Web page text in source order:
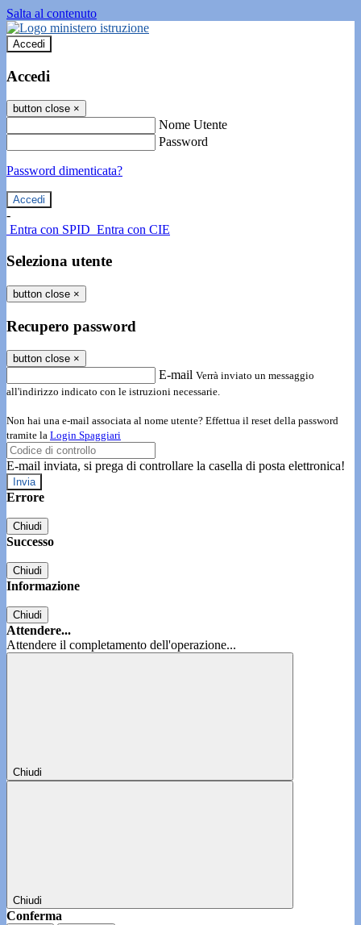
Salta al contenuto
Accedi
Accedi
button close ×
Nome Utente
Password
Password dimenticata?
-
Entra con SPID Entra con CIE
Seleziona utente
button close ×
Recupero password
button close ×
E-mail Verrà inviato un messaggio
all'indirizzo indicato con le istruzioni necessarie.
Non hai una e-mail associata al nome utente? Effettua il reset della password
tramite la Login Spaggiari
E-mail inviata, si prega di controllare la casella di posta elettronica!
Errore
Chiudi
Successo
Chiudi
Informazione
Chiudi
Attendere...
Attendere il completamento dell'operazione...
Chiudi
Chiudi
Conferma